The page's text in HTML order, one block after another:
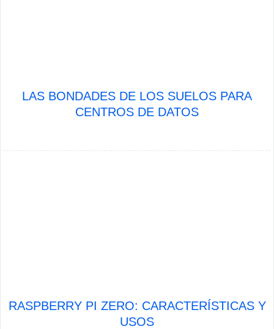
LAS BONDADES DE LOS SUELOS PARA
CENTROS DE DATOS
RASPBERRY PI ZERO: CARACTERÍSTICAS Y
USOS